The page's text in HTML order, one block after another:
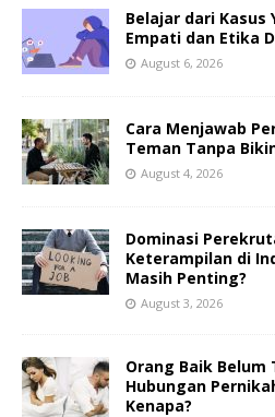
Belajar dari Kasus
Empati dan Etika
August 6, 2026
Cara Menjawab
Teman Tanpa
August 4, 2026
Dominasi
Keterampilan di
Masih Penting?
August 3, 2026
Orang Baik
Hubungan
Kenapa?